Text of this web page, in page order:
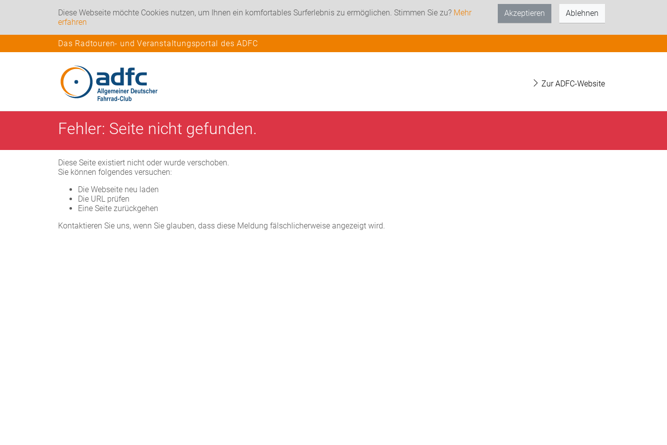
Diese Webseite möchte Cookies nutzen, um Ihnen ein komfortables Surferlebnis zu ermöglichen. Stimmen Sie zu? Mehr
erfahren
Akzeptieren Ablehnen
Das Radtouren- und Veranstaltungsportal des ADFC
Zur ADFC-Website
Fehler: Seite nicht gefunden.
Diese Seite existiert nicht oder wurde verschoben.
Sie können folgendes versuchen:
Die Webseite neu laden
Die URL prüfen
Eine Seite zurückgehen
Kontaktieren Sie uns, wenn Sie glauben, dass diese Meldung fälschlicherweise angezeigt wird.